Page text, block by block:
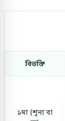
বিভক্তি
১মা (শূন্য বা